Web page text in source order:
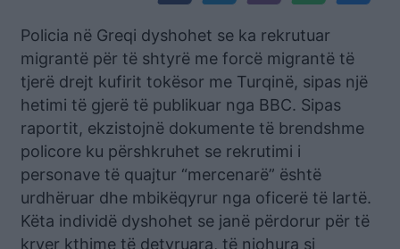
Policia në Greqi dyshohet se ka rekrutuar
migrantë për të shtyrë me forcë migrantë të
tjerë drejt kufirit tokësor me Turqinë, sipas një
hetimi të gjerë të publikuar nga BBC. Sipas
raportit, ekzistojnë dokumente të brendshme
policore ku përshkruhet se rekrutimi i
personave të quajtur “mercenarë” është
urdhëruar dhe mbikëqyrur nga oficerë të lartë.
Këta individë dyshohet se janë përdorur për të
kryer kthime të detyruara, të njohura si